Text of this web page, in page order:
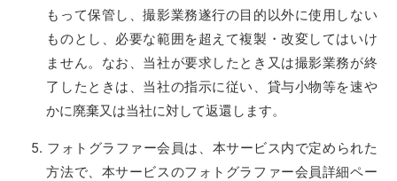
もって保管し、撮影業務遂行の目的以外に使用しない
ものとし、必要な範囲を超えて複製・改変してはいけ
ません。なお、当社が要求したとき又は撮影業務が終
了したときは、当社の指示に従い、貸与小物等を速や
かに廃棄又は当社に対して返還します。
フォトグラファー会員は、本サービス内で定められた
方法で、本サービスのフォトグラファー会員詳細ペー